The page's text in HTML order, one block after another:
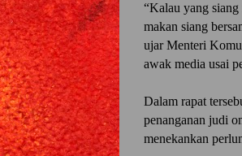
“Kalau yang
makan siang
ujar Menteri
awak media usai
Dalam rapat
penanganan judi
menekankan